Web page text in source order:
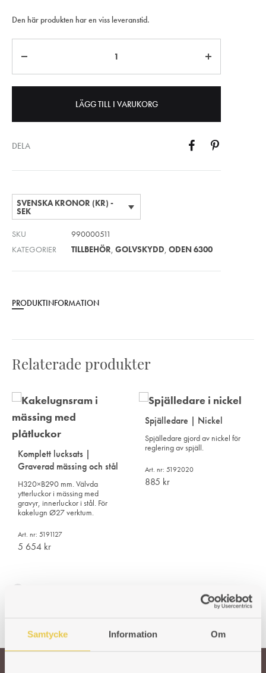
Samtycke Information Om
Den här produkten har en viss leveranstid.
LÄGG TILL I VARUKORG
DELA
SVENSKA KRONOR (KR) -
SEK
SKU
990000511
KATEGORIER
TILLBEHÖR GOLVSKYDD ODEN 6300
PRODUKTINFORMATION
Relaterade produkter
Komplett lucksats |
Graverad mässing och stål
H320×B290 mm. Välvda
ytterluckor i mässing med
gravyr, innerluckor i stål. För
kakelugn Ø27 verktum.
Art. nr: 5191127
5 654 kr
Spjälledare | Nickel
Spjälledare gjord av nickel för
reglering av spjäll.
Art. nr: 5192020
885 kr